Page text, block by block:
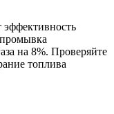
на 8%. Проверяйте
топлива